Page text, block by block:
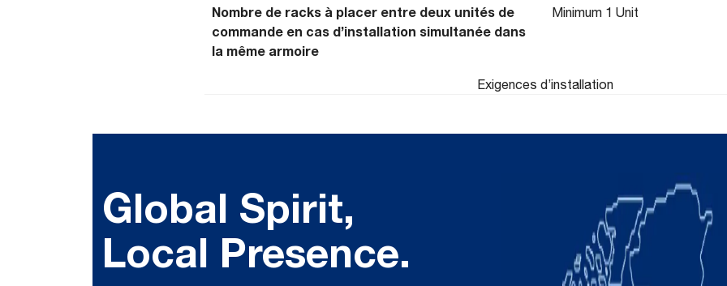
Nombre de racks à placer entre deux unités de
commande en cas d’installation simultanée dans
la même armoire
Minimum 1 Unit
Exigences d’installation
Global Spirit,
Local Presence.